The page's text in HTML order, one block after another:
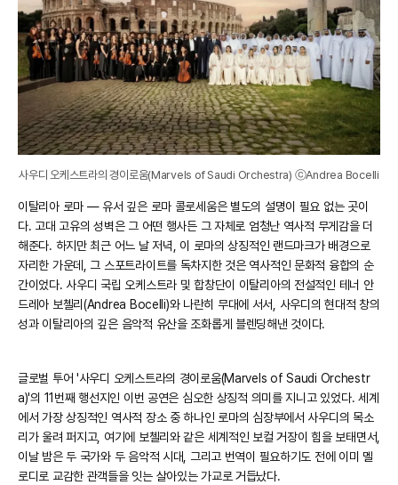
사우디 오케스트라의 경이로움(Marvels of Saudi Orchestra) ⓒAndrea Bocelli
이탈리아 로마 — 유서 깊은 로마 콜로세움은 별도의 설명이 필요 없는 곳이
다. 고대 고유의 성벽은 그 어떤 행사든 그 자체로 엄청난 역사적 무게감을 더
해준다. 하지만 최근 어느 날 저녁, 이 로마의 상징적인 랜드마크가 배경으로
자리한 가운데, 그 스포트라이트를 독차지한 것은 역사적인 문화적 융합의 순
간이었다. 사우디 국립 오케스트라 및 합창단이 이탈리아의 전설적인 테너 안
드레아 보첼리(Andrea Bocelli)와 나란히 무대에 서서, 사우디의 현대적 창의
성과 이탈리아의 깊은 음악적 유산을 조화롭게 블렌딩해낸 것이다.
글로벌 투어 '사우디 오케스트라의 경이로움(Marvels of Saudi Orchestr
a)'의 11번째 행선지인 이번 공연은 심오한 상징적 의미를 지니고 있었다. 세계
에서 가장 상징적인 역사적 장소 중 하나인 로마의 심장부에서 사우디의 목소
리가 울려 퍼지고, 여기에 보첼리와 같은 세계적인 보컬 거장이 힘을 보태면서,
이날 밤은 두 국가와 두 음악적 시대, 그리고 번역이 필요하기도 전에 이미 멜
로디로 교감한 관객들을 잇는 살아있는 가교로 거듭났다.